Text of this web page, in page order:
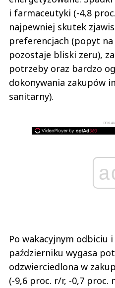
i farmaceutyki (-4,8
najpewniej skutek
preferencjach (popyt
pozostaje bliski zeru),
potrzeby oraz bardzo
dokonywania zakupów
sanitarny).
Po wakacyjnym odbiciu
październiku wygasa
odzwierciedlona w
(-9,6 proc. r/r, -0,7 proc.